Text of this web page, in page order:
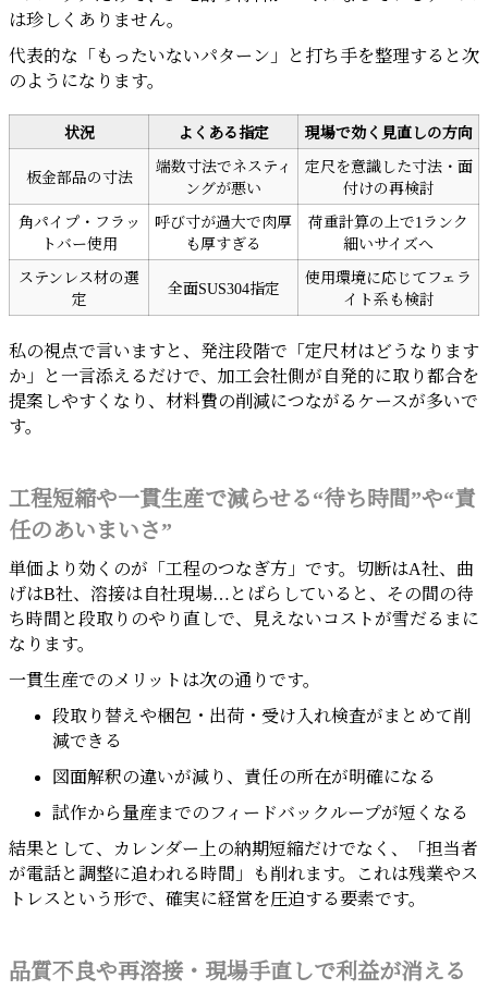
は珍しくありません。
代表的な「もったいないパターン」と打ち手を整理すると次
のようになります。
状況 よくある指定 現場で効く見直しの方向
板金部品の寸法
端数寸法でネスティ
ングが悪い
定尺を意識した寸法・面
付けの再検討
角パイプ・フラッ
トバー使用
呼び寸が過大で肉厚
も厚すぎる
荷重計算の上で1ランク
細いサイズへ
ステンレス材の選
定
全面SUS304指定
使用環境に応じてフェラ
イト系も検討
私の視点で言いますと、発注段階で「定尺材はどうなります
か」と一言添えるだけで、加工会社側が自発的に取り都合を
提案しやすくなり、材料費の削減につながるケースが多いで
す。
工程短縮や一貫生産で減らせる“待ち時間”や“責
任のあいまいさ”
単価より効くのが「工程のつなぎ方」です。切断はA社、曲
げはB社、溶接は自社現場…とばらしていると、その間の待
ち時間と段取りのやり直しで、見えないコストが雪だるまに
なります。
一貫生産でのメリットは次の通りです。
段取り替えや梱包・出荷・受け入れ検査がまとめて削
減できる
図面解釈の違いが減り、責任の所在が明確になる
試作から量産までのフィードバックループが短くなる
結果として、カレンダー上の納期短縮だけでなく、「担当者
が電話と調整に追われる時間」も削れます。これは残業やス
トレスという形で、確実に経営を圧迫する要素です。
品質不良や再溶接・現場手直しで利益が消える